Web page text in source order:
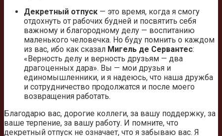
Декретный отпуск — это время, когда я смогу
отдохнуть от рабочих будней и посвятить себя
важному и благородному делу — воспитанию
маленького человечка. Но буду помнить о каждом
из вас, ибо как сказал Мигель де Сервантес:
«Верность делу и верность друзьям — два
драгоценных дара». Вы — мои друзья и
единомышленники, и я надеюсь, что наша дружба
и сотрудничество продолжатся и после моего
возвращения работать.
Благодарю вас, дорогие коллеги, за вашу поддержку, за
ваше терпение, за вашу работу. И помните, что
декретный отпуск не означает, что я забываю вас. Я